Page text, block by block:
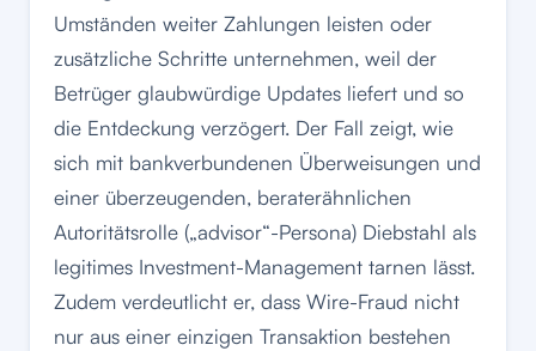
Umständen weiter Zahlungen leisten oder
zusätzliche Schritte unternehmen, weil der
Betrüger glaubwürdige Updates liefert und so
die Entdeckung verzögert. Der Fall zeigt, wie
sich mit bankverbundenen Überweisungen und
einer überzeugenden, beraterähnlichen
Autoritätsrolle („advisor“-Persona) Diebstahl als
legitimes Investment-Management tarnen lässt.
Zudem verdeutlicht er, dass Wire-Fraud nicht
nur aus einer einzigen Transaktion bestehen